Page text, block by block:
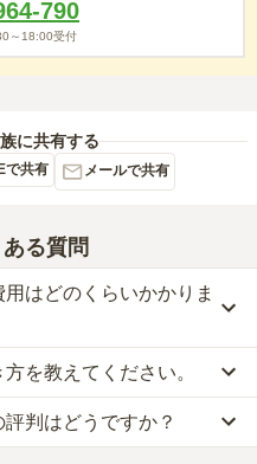
790
～18:00受付
に共有する
で共有 メールで共有
る質問
はどのくらいかかりま
約50万円からお求めいただけ
本県の相場は、一般墓が約52
を教えてください。
尾駅」からタクシーで約5分
判はどうですか？